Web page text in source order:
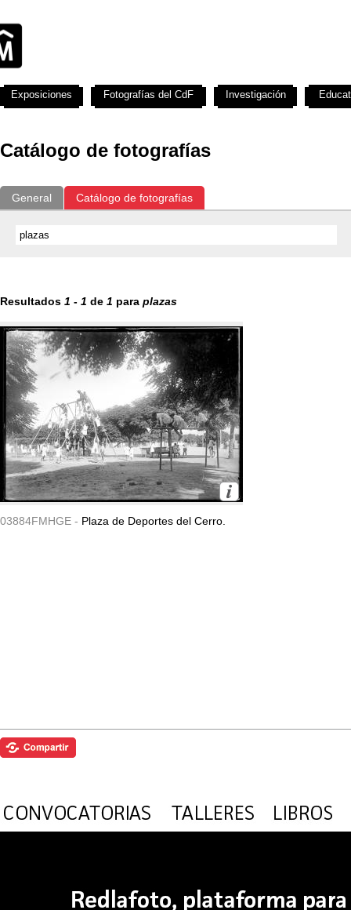
Catálogo de fotografías
General Catálogo de fotografías
Resultados 1 - 1 de 1 para plazas
03884FMHGE - Plaza de Deportes del Cerro.
Exposiciones Fotografías del CdF Investigación